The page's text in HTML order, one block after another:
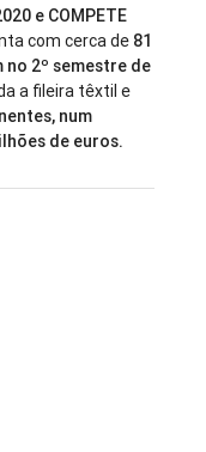
e COMPETE
com cerca de 81
2º semestre de
a fileira têxtil e
num
de euros.